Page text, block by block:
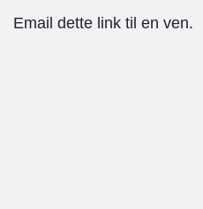
Email dette link til en ven.